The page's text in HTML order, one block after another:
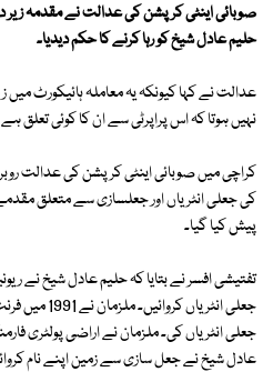
حلیم عادل شیخ کو رہا کرنے کا حکم دیدیا۔
عدالت نے کہا کیونکہ یہ معاملہ ہائیکورٹ
نہیں ہوتا کہ اس پراپرٹی سے ان کا کوئی تعلق
کی جعلی انٹریاں اور جعلسازی سے متعلق
پیش کیا گیا۔
تفتیشی افسر نے بتایا کہ حلیم عادل شیخ نے
جعلی انٹریاں
عادل شیخ نے جعل سازی سے زمین اپنے نام